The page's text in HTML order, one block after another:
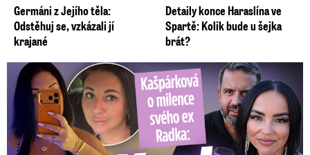
Germáni z Jejího těla:
Odstěhuj se, vzkázali jí
krajané
Detaily konce Haraslína ve
Spartě: Kolik bude u šejka
brát?
Kašpárková o milence svého ex Radka: Kopie z Wishe!